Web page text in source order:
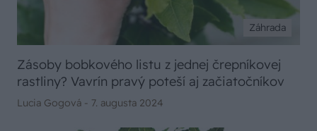
Záhrada
Zásoby bobkového listu z jednej črepníkovej
rastliny? Vavrín pravý poteší aj začiatočníkov
Lucia Gogová - 7. augusta 2024